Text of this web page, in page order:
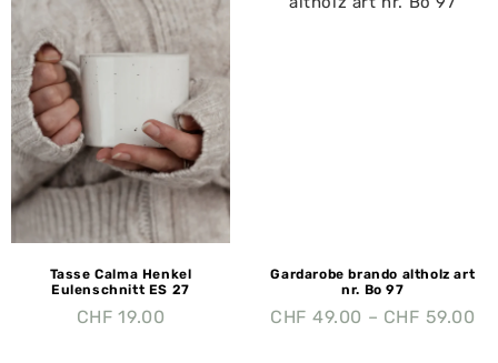
Tasse Calma Henkel
Eulenschnitt ES 27
CHF 19.00
Gardarobe brando altholz art
nr. Bo 97
CHF 49.00 – CHF 59.00